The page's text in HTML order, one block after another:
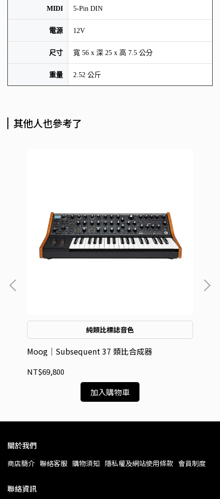
MIDI 5-Pin DIN
電源 12V
尺寸 寬 56 x 深 25 x 高 7.5 公分
重量 2.52 公斤
其他人也參考了
純類比標誌音色
Moog｜Subsequent 37 類比合成器
NT$69,800
加入購物車
關於我們
商店簡介 聯絡客服 購物須知 隱私權及網站使用條款 會員制度
聯絡資訊